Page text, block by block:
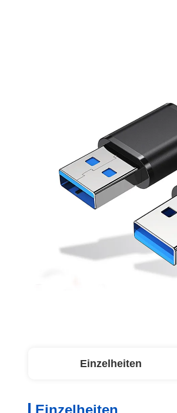
Einzelheiten
Einzelheiten